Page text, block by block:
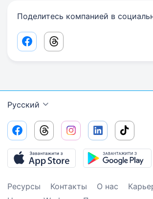
Поделитесь компанией в
Facebook share link
Threads share link
Русский
Ресурсы Контакты О нас